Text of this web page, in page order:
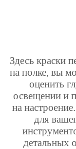
Здесь краски
на полке, вы
оценить
освещении и
на
для
детальных